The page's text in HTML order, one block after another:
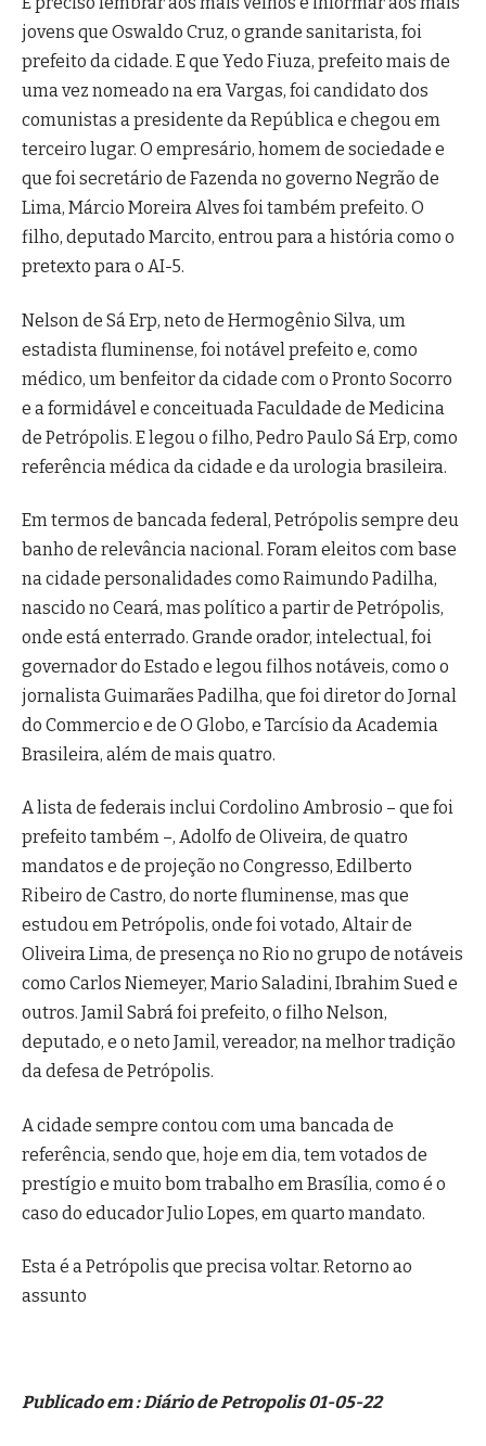
jovens que Oswaldo Cruz, o grande sanitarista, foi
prefeito da cidade. E que Yedo Fiuza, prefeito mais de
uma vez nomeado na era Vargas, foi candidato dos
comunistas a presidente da República e chegou em
terceiro lugar. O empresário, homem de sociedade e
que foi secretário de Fazenda no governo Negrão de
Lima, Márcio Moreira Alves foi também prefeito. O
filho, deputado Marcito, entrou para a história como o
pretexto para o AI-5.
Nelson de Sá Erp, neto de Hermogênio Silva, um
estadista fluminense, foi notável prefeito e, como
médico, um benfeitor da cidade com o Pronto Socorro
e a formidável e conceituada Faculdade de Medicina
de Petrópolis. E legou o filho, Pedro Paulo Sá Erp, como
referência médica da cidade e da urologia brasileira.
Em termos de bancada federal, Petrópolis sempre deu
banho de relevância nacional. Foram eleitos com base
na cidade personalidades como Raimundo Padilha,
nascido no Ceará, mas político a partir de Petrópolis,
onde está enterrado. Grande orador, intelectual, foi
governador do Estado e legou filhos notáveis, como o
jornalista Guimarães Padilha, que foi diretor do Jornal
do Commercio e de O Globo, e Tarcísio da Academia
Brasileira, além de mais quatro.
A lista de federais inclui Cordolino Ambrosio – que foi
prefeito também –, Adolfo de Oliveira, de quatro
mandatos e de projeção no Congresso, Edilberto
Ribeiro de Castro, do norte fluminense, mas que
estudou em Petrópolis, onde foi votado, Altair de
Oliveira Lima, de presença no Rio no grupo de notáveis
como Carlos Niemeyer, Mario Saladini, Ibrahim Sued e
outros. Jamil Sabrá foi prefeito, o filho Nelson,
deputado, e o neto Jamil, vereador, na melhor tradição
da defesa de Petrópolis.
A cidade sempre contou com uma bancada de
referência, sendo que, hoje em dia, tem votados de
prestígio e muito bom trabalho em Brasília, como é o
caso do educador Julio Lopes, em quarto mandato.
Esta é a Petrópolis que precisa voltar. Retorno ao
assunto
Publicado em : Diário de Petropolis 01-05-22